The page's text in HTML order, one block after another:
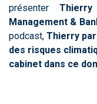
présenter Thierry
Management &
podcast,Thierry
des risques
cabinet dans ce